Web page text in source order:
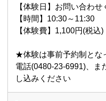
【体験日】お問い合わせ
【時間】10:30～11:30
【体験費】1,100円(税込)
★体験は事前予約制とな
電話(0480-23-6991)、ま
し込みください